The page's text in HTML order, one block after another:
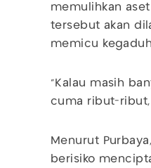
memulihkan
tersebut akan
memicu
"Kalau masih
cuma ribut-ribut,
Menurut
berisiko